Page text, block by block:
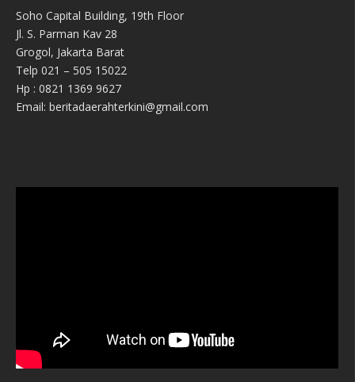
Soho Capital Building, 19th Floor
Jl. S. Parman Kav 28
Grogol, Jakarta Barat
Telp 021 – 505 15022
Hp : 0821 1369 9627
Email: beritadaerahterkini@gmail.com